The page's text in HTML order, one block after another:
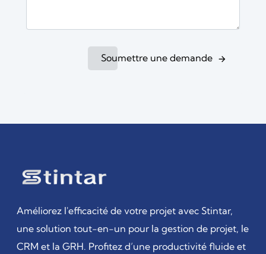
Soumettre une demande
Améliorez l'efficacité de votre projet avec Stintar,
une solution tout-en-un pour la gestion de projet, le
CRM et la GRH. Profitez d’une productivité fluide et